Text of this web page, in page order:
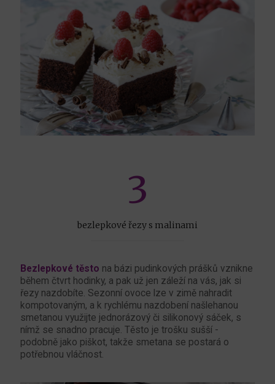
3
bezlepkové řezy s malinami
Bezlepkové těsto na bázi pudinkových prášků vznikne
během čtvrt hodinky, a pak už jen záleží na vás, jak si
řezy nazdobíte. Sezonní ovoce lze v zimě nahradit
kompotovaným, a k rychlému nazdobení našlehanou
smetanou využijte jednorázový či silikonový sáček, s
nímž se snadno pracuje. Těsto je trošku sušší -
podobně jako piškot, takže smetana se postará o
potřebnou vláčnost.